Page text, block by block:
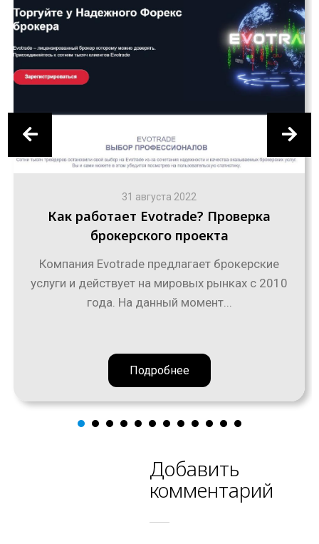
31 августа 2022
Как работает Evotrade? Проверка
брокерского проекта
Компания Evotrade предлагает брокерские
услуги и действует на мировых рынках с 2010
года. На данный момент...
Подробнее
Добавить
комментарий